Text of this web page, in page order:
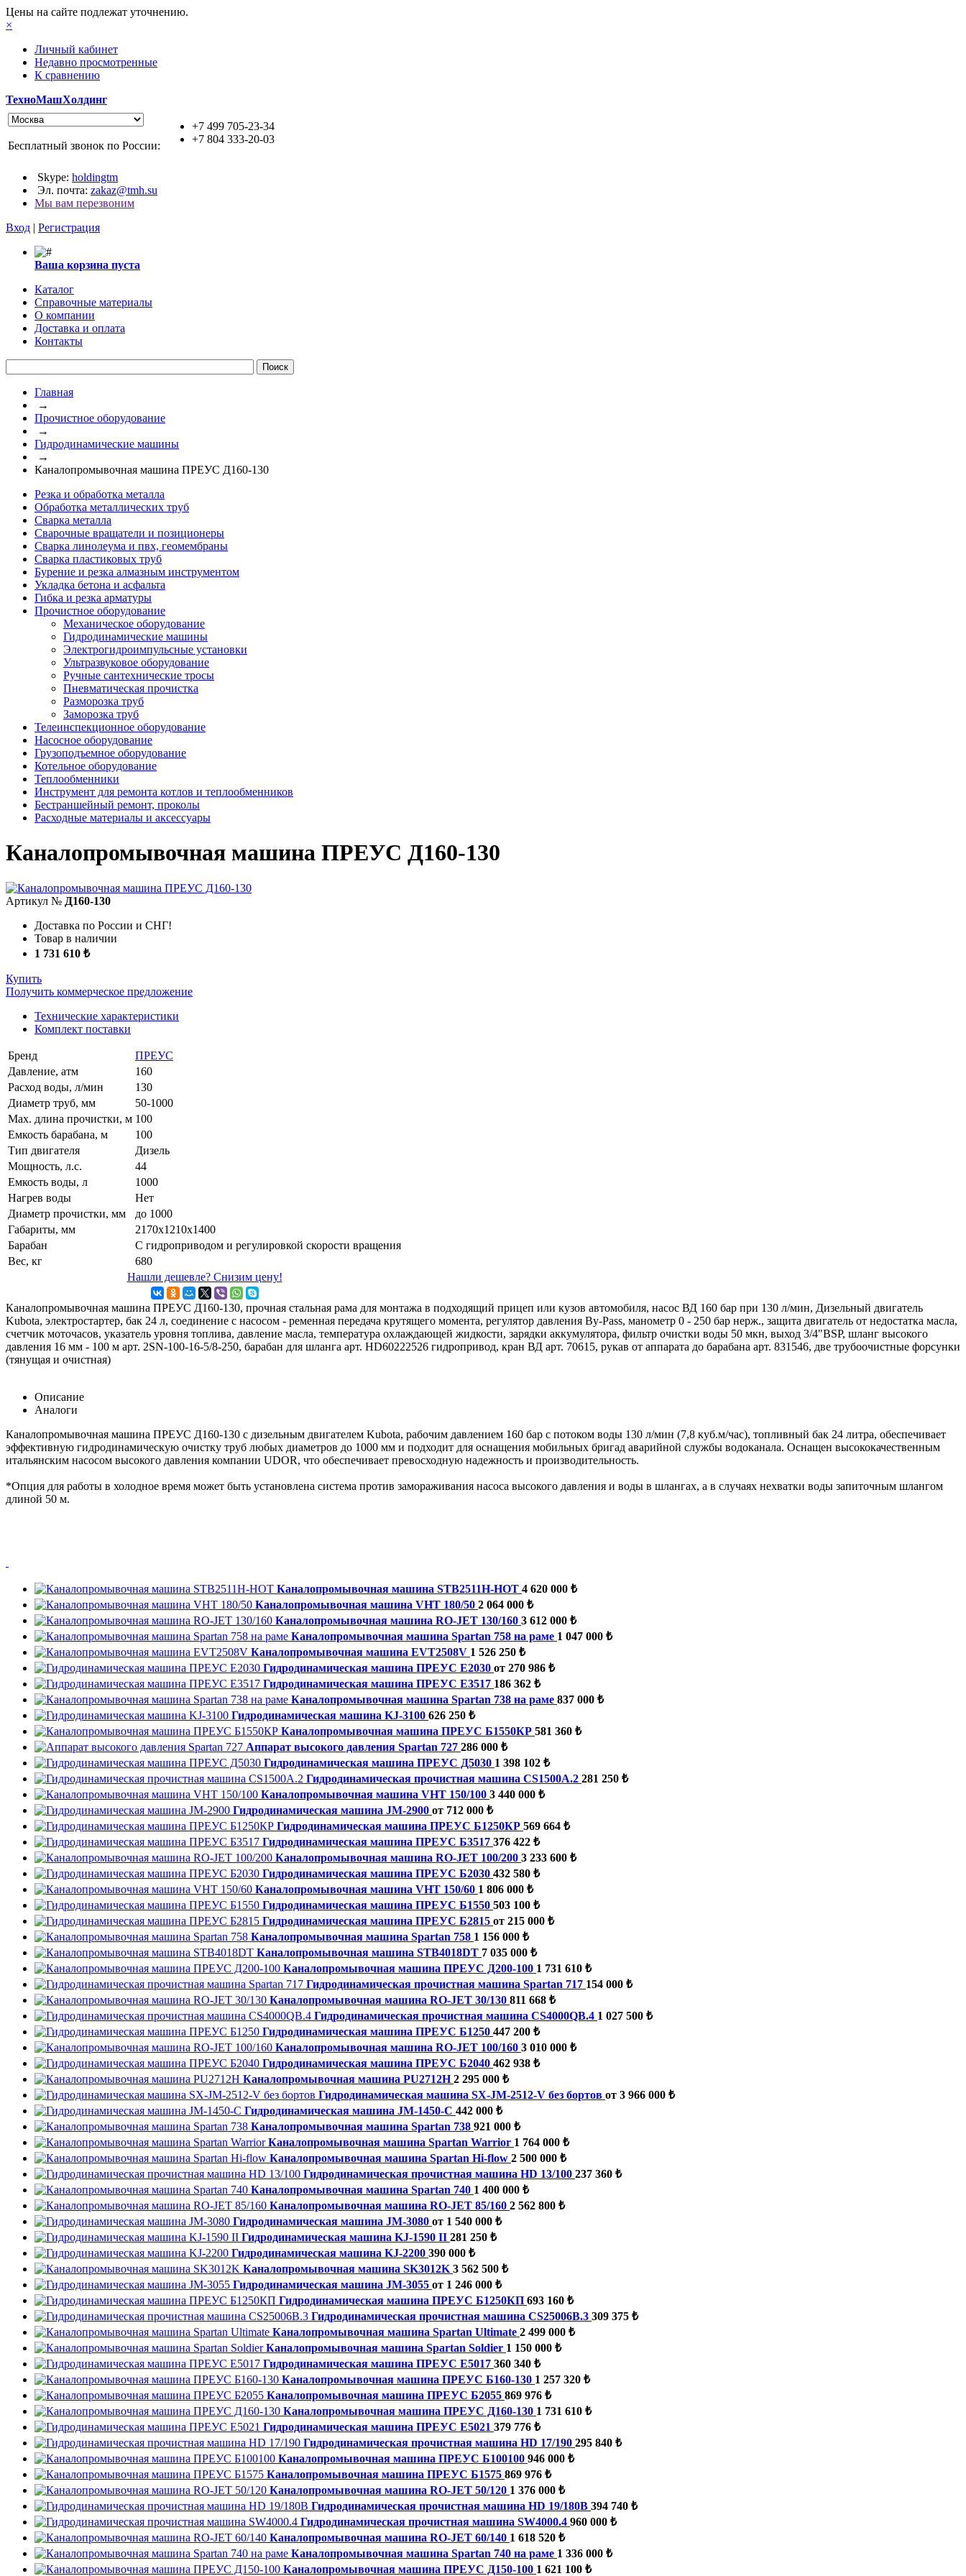
Цены на сайте подлежат уточнению.
×
Личный кабинет
Недавно просмотренные
К сравнению
ТехноМашХолдинг
+7 499 705-23-34
+7 804 333-20-03
Бесплатный звонок по России:
Skype: holdingtm
Эл. почта: zakaz@tmh.su
Мы вам перезвоним
Вход | Регистрация
Ваша корзина пуста
Каталог
Справочные материалы
О компании
Доставка и оплата
Контакты
Главная
→
Прочистное оборудование
→
Гидродинамические машины
→
Каналопромывочная машина ПРЕУС Д160-130
Резка и обработка металла
Обработка металлических труб
Сварка металла
Сварочные вращатели и позиционеры
Сварка линолеума и пвх, геомембраны
Сварка пластиковых труб
Бурение и резка алмазным инструментом
Укладка бетона и асфальта
Гибка и резка арматуры
Прочистное оборудование
Механическое оборудование
Гидродинамические машины
Электрогидроимпульсные установки
Ультразвуковое оборудование
Ручные сантехнические тросы
Пневматическая прочистка
Разморозка труб
Заморозка труб
Телеинспекционное оборудование
Насосное оборудование
Грузоподъемное оборудование
Котельное оборудование
Теплообменники
Инструмент для ремонта котлов и теплообменников
Бестраншейный ремонт, проколы
Расходные материалы и аксессуары
Каналопромывочная машина ПРЕУС Д160-130
Артикул № Д160-130
Доставка по России и СНГ!
Товар в наличии
1 731 610 ₺
Купить
Получить коммерческое предложение
Технические характеристики
Комплект поставки
Бренд
ПРЕУС
Давление, атм
160
Расход воды, л/мин
130
Диаметр труб, мм
50-1000
Max. длина прочистки, м 100
Емкость барабана, м
100
Тип двигателя
Дизель
Мощность, л.с.
44
Емкость воды, л
1000
Нагрев воды
Нет
Диаметр прочистки, мм
до 1000
Габариты, мм
2170х1210х1400
Барабан
С гидроприводом и регулировкой скорости вращения
Вес, кг
680
Нашли дешевле? Снизим цену!
Каналопромывочная машина ПРЕУС Д160-130, прочная стальная рама для монтажа в подходящий прицеп или кузов автомобиля, насос ВД 160 бар при 130 л/мин, Дизельный двигатель
Kubota, электростартер, бак 24 л, соединение с насосом - ременная передача крутящего момента, регулятор давления By-Pass, манометр 0 - 250 бар нерж., защита двигатель от недостатка масла,
счетчик моточасов, указатель уровня топлива, давление масла, температура охлаждающей жидкости, зарядки аккумулятора, фильтр очистки воды 50 мкн, выход 3/4"BSP, шланг высокого
давления 16 мм - 100 м арт. 2SN-100-16-5/8-250, барабан для шланга арт. HD60222526 гидропривод, кран ВД арт. 70615, рукав от аппарата до барабана арт. 831546, две трубоочистные форсунки
(тянущая и очистная)
Описание
Аналоги
Каналопромывочная машина ПРЕУС Д160-130 с дизельным двигателем Kubota, рабочим давлением 160 бар с потоком воды 130 л/мин (7,8 куб.м/час), топливный бак 24 литра, обеспечивает
эффективную гидродинамическую очистку труб любых диаметров до 1000 мм и подходит для оснащения мобильных бригад аварийной службы водоканала. Оснащен высококачественным
итальянским насосом высокого давления компании UDOR, что обеспечивает превосходную надежность и производительность.
*Опция для работы в холодное время может быть установлена система против замораживания насоса высокого давления и воды в шлангах, а в случаях нехватки воды запиточным шлангом
длиной 50 м.
Каналопромывочная машина STB2511H-HOT 4 620 000 ₺
Каналопромывочная машина VHT 180/50 2 064 000 ₺
Каналопромывочная машина RO-JET 130/160 3 612 000 ₺
Каналопромывочная машина Spartan 758 на раме 1 047 000 ₺
Каналопромывочная машина EVT2508V 1 526 250 ₺
Гидродинамическая машина ПРЕУС Е2030 от 270 986 ₺
Гидродинамическая машина ПРЕУС Е3517 186 362 ₺
Каналопромывочная машина Spartan 738 на раме 837 000 ₺
Гидродинамическая машина KJ-3100 626 250 ₺
Каналопромывочная машина ПРЕУС Б1550КР 581 360 ₺
Аппарат высокого давления Spartan 727 286 000 ₺
Гидродинамическая машина ПРЕУС Д5030 1 398 102 ₺
Гидродинамическая прочистная машина CS1500A.2 281 250 ₺
Каналопромывочная машина VHT 150/100 3 440 000 ₺
Гидродинамическая машина JM-2900 от 712 000 ₺
Гидродинамическая машина ПРЕУС Б1250КР 569 664 ₺
Гидродинамическая машина ПРЕУС Б3517 376 422 ₺
Каналопромывочная машина RO-JET 100/200 3 233 600 ₺
Гидродинамическая машина ПРЕУС Б2030 432 580 ₺
Каналопромывочная машина VHT 150/60 1 806 000 ₺
Гидродинамическая машина ПРЕУС Б1550 503 100 ₺
Гидродинамическая машина ПРЕУС Б2815 от 215 000 ₺
Каналопромывочная машина Spartan 758 1 156 000 ₺
Каналопромывочная машина STB4018DT 7 035 000 ₺
Каналопромывочная машина ПРЕУС Д200-100 1 731 610 ₺
Гидродинамическая прочистная машина Spartan 717 154 000 ₺
Каналопромывочная машина RO-JET 30/130 811 668 ₺
Гидродинамическая прочистная машина CS4000QB.4 1 027 500 ₺
Гидродинамическая машина ПРЕУС Б1250 447 200 ₺
Каналопромывочная машина RO-JET 100/160 3 010 000 ₺
Гидродинамическая машина ПРЕУС Б2040 462 938 ₺
Каналопромывочная машина PU2712H 2 295 000 ₺
Гидродинамическая машина SX-JM-2512-V без бортов от 3 966 000 ₺
Гидродинамическая машина JM-1450-C 442 000 ₺
Каналопромывочная машина Spartan 738 921 000 ₺
Каналопромывочная машина Spartan Warrior 1 764 000 ₺
Каналопромывочная машина Spartan Hi-flow 2 500 000 ₺
Гидродинамическая прочистная машина HD 13/100 237 360 ₺
Каналопромывочная машина Spartan 740 1 400 000 ₺
Каналопромывочная машина RO-JET 85/160 2 562 800 ₺
Гидродинамическая машина JM-3080 от 1 540 000 ₺
Гидродинамическая машина KJ-1590 II 281 250 ₺
Гидродинамическая машина KJ-2200 390 000 ₺
Каналопромывочная машина SK3012K 3 562 500 ₺
Гидродинамическая машина JМ-3055 от 1 246 000 ₺
Гидродинамическая машина ПРЕУС Б1250КП 693 160 ₺
Гидродинамическая прочистная машина CS25006B.3 309 375 ₺
Каналопромывочная машина Spartan Ultimate 2 499 000 ₺
Каналопромывочная машина Spartan Soldier 1 150 000 ₺
Гидродинамическая машина ПРЕУС Е5017 360 340 ₺
Каналопромывочная машина ПРЕУС Б160-130 1 257 320 ₺
Каналопромывочная машина ПРЕУС Б2055 869 976 ₺
Каналопромывочная машина ПРЕУС Д160-130 1 731 610 ₺
Гидродинамическая машина ПРЕУС Е5021 379 776 ₺
Гидродинамическая прочистная машина HD 17/190 295 840 ₺
Каналопромывочная машина ПРЕУС Б100100 946 000 ₺
Каналопромывочная машина ПРЕУС Б1575 869 976 ₺
Каналопромывочная машина RO-JET 50/120 1 376 000 ₺
Гидродинамическая прочистная машина HD 19/180B 394 740 ₺
Гидродинамическая прочистная машина SW4000.4 960 000 ₺
Каналопромывочная машина RO-JET 60/140 1 618 520 ₺
Каналопромывочная машина Spartan 740 на раме 1 336 000 ₺
Каналопромывочная машина ПРЕУС Д150-100 1 621 100 ₺